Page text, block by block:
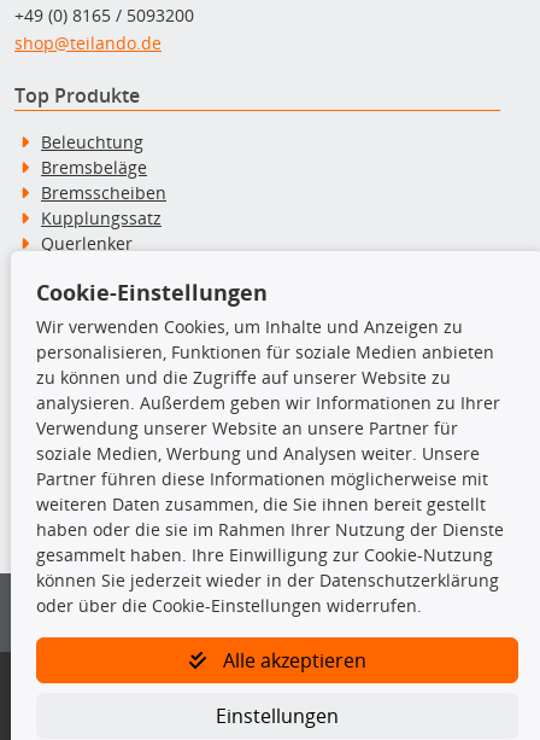
+49 (0) 8165 / 5093200
shop@teilando.de
Top Produkte
Beleuchtung
Bremsbeläge
Bremsscheiben
Kupplungssatz
Querlenker
Stoßdämpfer
TecDoc Inside
Die hier angezeigten Daten insbesondere die gesamte Datenbank dürfen
nicht kopiert werden.
Es ist zu unterlassen, die Daten oder die gesamte Datenbank ohne
vorherige Zustimmung von TecDoc zu vervielfältigen, zu verbreiten
und/oder diese Handlungen durch Dritte ausführen zu lassen. Ein
Bitte prüfen Sie, ob das über unseren Onlineshop identifizierte Ersatzteil
Gegebenenfalls sind ergänzende Informationen notwendig, um
Cookie-Einstellungen
Wir verwenden Cookies, um Inhalte und Anzeigen zu
personalisieren, Funktionen für soziale Medien anbieten
zu können und die Zugriffe auf unserer Website zu
analysieren. Außerdem geben wir Informationen zu Ihrer
Verwendung unserer Website an unsere Partner für
soziale Medien, Werbung und Analysen weiter. Unsere
Partner führen diese Informationen möglicherweise mit
weiteren Daten zusammen, die Sie ihnen bereit gestellt
haben oder die sie im Rahmen Ihrer Nutzung der Dienste
gesammelt haben. Ihre Einwilligung zur Cookie-Nutzung
können Sie jederzeit wieder in der Datenschutzerklärung
oder über die Cookie-Einstellungen widerrufen.
Alle akzeptieren
Einstellungen